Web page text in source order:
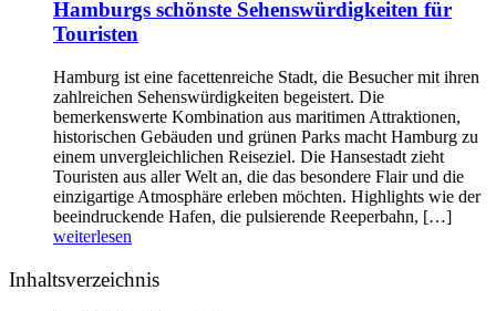
Hamburgs schönste Sehenswürdigkeiten für
Touristen
Hamburg ist eine facettenreiche Stadt, die Besucher mit ihren
zahlreichen Sehenswürdigkeiten begeistert. Die
bemerkenswerte Kombination aus maritimen Attraktionen,
historischen Gebäuden und grünen Parks macht Hamburg zu
einem unvergleichlichen Reiseziel. Die Hansestadt zieht
Touristen aus aller Welt an, die das besondere Flair und die
einzigartige Atmosphäre erleben möchten. Highlights wie der
beeindruckende Hafen, die pulsierende Reeperbahn, […]
weiterlesen
Inhaltsverzeichnis